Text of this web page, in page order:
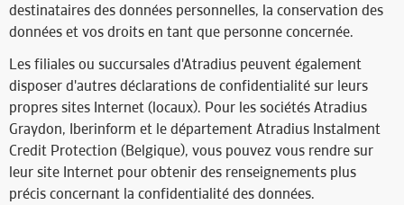
destinataires des données personnelles, la conservation des
données et vos droits en tant que personne concernée.
Les filiales ou succursales d'Atradius peuvent également
disposer d'autres déclarations de confidentialité sur leurs
propres sites Internet (locaux). Pour les sociétés Atradius
Graydon, Iberinform et le département Atradius Instalment
Credit Protection (Belgique), vous pouvez vous rendre sur
leur site Internet pour obtenir des renseignements plus
précis concernant la confidentialité des données.